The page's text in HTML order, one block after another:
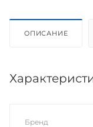
ОПИСАНИЕ
Бренд